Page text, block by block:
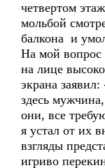
четвертом
мольбой
балкона и
На мой вопрос
на лице
экрана
здесь
они, все
я устал от их
взгляды
игриво